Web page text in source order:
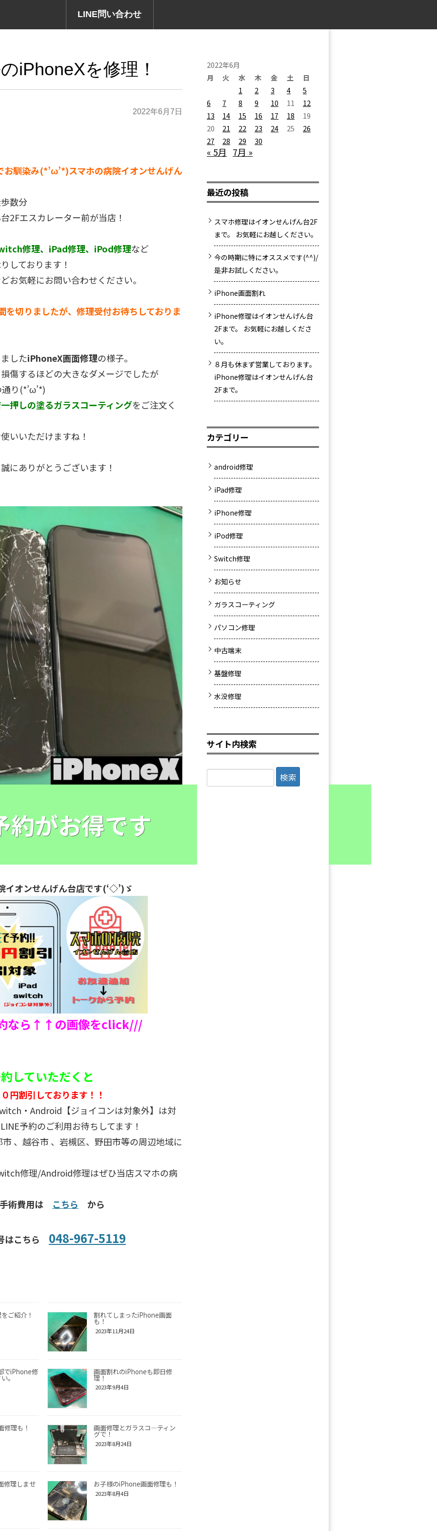
LINE問い合わせ
iPhoneXを修理！
2022年6月7日
馴染み(*’ω’*)スマホの病院イオンせんげん
数分
2Fエスカレーター前が当店！
修理、iPad修理、iPod修理など
しております！
お気軽にお問い合わせください。
を切りましたが、修理受付お待ちしておりま
したiPhoneX画面修理の様子。
傷するほどの大きなダメージでしたが
り(*’ω’*)
押しの塗るガラスコーティングをご注文く
いいただけますね！
にありがとうございます！
約がお得です
イオンせんげん台店です(‘◇’)ゞ
なら↑↑の画像をclick///
していただくと
円割引しております！！
・Android【ジョイコンは対象外】は対
予約のご利用お待ちしてます！
、越谷市 、岩槻区、野田市等の周辺地域に
修理/Android修理はぜひ当店スマホの病
術費用は こちら から
はこちら 048-967-5119
ご紹介！ 割れてしまったiPhone画面
も！
2023年11月24日
でiPhone修
。
画面割れのiPhoneも即日修
理！
2023年9月4日
修理も！ 画面修理とガラスコ―ティン
グで！
2023年8月24日
修理しませ お子様のiPhone画面修理も！
2023年8月4日
2022年6月
月
火 水 木 金 土
日
1
2 3 4
5
6
7 8 9 10 11
12
13
14 15 16 17 18
19
20
21 22 23 24 25
26
27
28 29 30
« 5月 7月 »
最近の投稿
スマホ修理はイオンせんげん台2F
まで。 お気軽にお越しください。
今の時期に特にオススメです(^^)/
是非お試しください。
iPhone画面割れ
iPhone修理はイオンせんげん台
2Fまで。 お気軽にお越しくださ
い。
８月も休まず営業しております。
iPhone修理はイオンせんげん台
2Fまで。
カテゴリー
android修理
iPad修理
iPhone修理
iPod修理
Switch修理
お知らせ
ガラスコーティング
パソコン修理
中古端末
基盤修理
水没修理
サイト内検索
検
索: